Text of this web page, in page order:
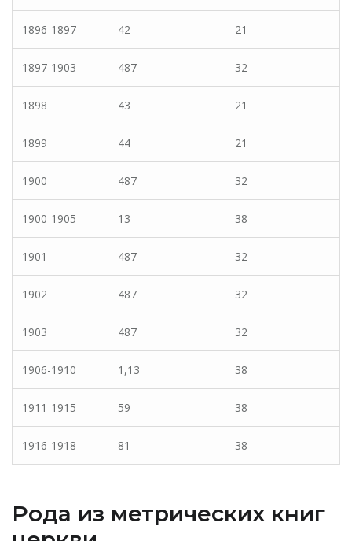
1896-1897 42 21
1897-1903 487 32
1898 43 21
1899 44 21
1900 487 32
1900-1905 13 38
1901 487 32
1902 487 32
1903 487 32
1906-1910 1,13 38
1911-1915 59 38
1916-1918 81 38
Рода из метрических книг